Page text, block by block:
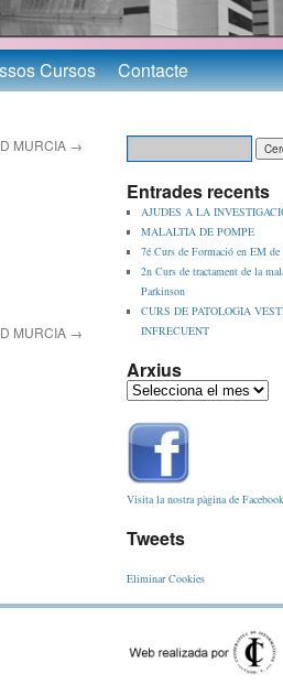
Cursos Contacte
MURCIA →
MURCIA →
Entrades recents
AJUDES A LA
MALALTIA DE POMPE
7é Curs de Formació en EM
2n Curs de tractament de la
Parkinson
CURS DE PATOLOGIA
INFRECUENT
Arxius
Visita la nostra pàgina de Facebook
Tweets
Eliminar Cookies